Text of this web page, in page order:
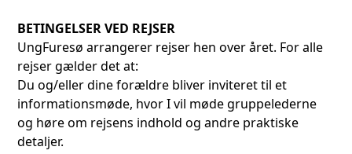
BETINGELSER VED REJSER
UngFuresø arrangerer rejser hen over året. For alle
rejser gælder det at:
Du og/eller dine forældre bliver inviteret til et
informationsmøde, hvor I vil møde gruppelederne
og høre om rejsens indhold og andre praktiske
detaljer.